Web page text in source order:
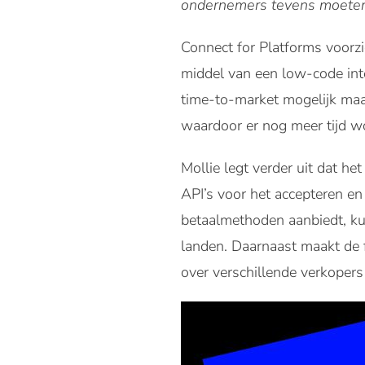
ondernemers tevens
Connect for Platforms
middel van een low-code
time-to-market mogelijk
waardoor er nog meer tijd
Mollie legt verder uit dat
API’s voor het accepteren
betaalmethoden aanbiedt,
landen. Daarnaast maakt
over verschillende